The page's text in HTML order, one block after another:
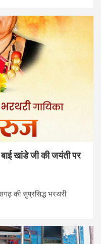
खांडे जी की जयंती पर
की सुप्रसिद्ध भरथरी